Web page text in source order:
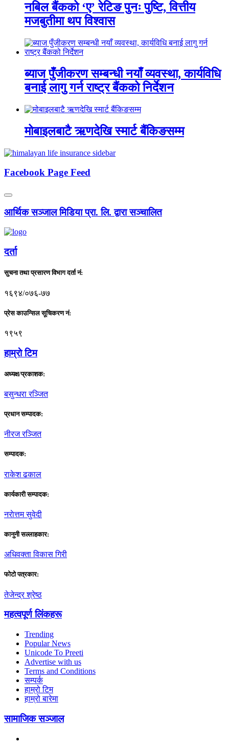
नबिल बैंकको ‘ए’ रेटिङ पुनः पुष्टि, वित्तीय
मजबुतीमा थप विश्वास
ब्याज पुँजीकरण सम्बन्धी नयाँ व्यवस्था, कार्यविधि
बनाई लागु गर्न राष्ट्र बैंकको निर्देशन
मोबाइलबाटै ऋणदेखि स्मार्ट बैंकिङसम्म
Facebook Page Feed
आर्थिक सञ्जाल मिडिया प्रा. लि. द्वारा सञ्चालित
दर्ता
सुचना तथा प्रसारण विभाग दर्ता नं:
१६९४/०७६-७७
प्रेस काउन्सिल सूचिकरण नं:
१९५९
हाम्राे टिम
अध्यक्ष/प्रकाशक:
बसुन्धरा रञ्जित
प्रधान सम्पादक:
नीरज रञ्जित
सम्पादक:
राकेश ढकाल
कार्यकारी सम्पादक:
नराेत्तम सुवेदी
कानुनी सल्लाहकार:
अधिवक्ता विकास गिरी
फाेटाे पत्रकार:
तेजेन्द्र श्रेष्ठ
महत्वपूर्ण लिंकहरू
Trending
Popular News
Unicode To Preeti
Advertise with us
Terms and Conditions
सम्पर्क
हाम्रो टिम
हाम्रो बारेमा
सामाजिक सञ्जाल